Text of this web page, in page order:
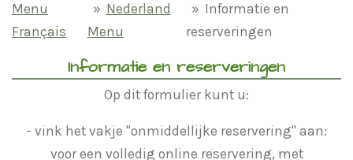
Menu
Français
» Nederland
Menu
» Informatie en
reserveringen
Informatie en reserveringen
Op dit formulier kunt u:
- vink het vakje "onmiddellijke reservering" aan:
voor een volledig online reservering, met